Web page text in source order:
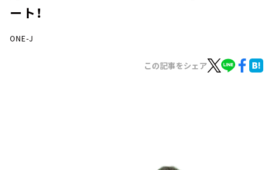
ート！
ONE-J
この記事をシェア